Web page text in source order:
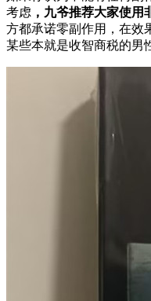
考虑 ，九爷推荐大家使用
方都承诺零副作用，在效
某些本就是收智商税的男